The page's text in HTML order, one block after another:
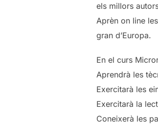
els millors
Aprèn on line
gran d’Europa.
En el curs
Aprendrà les
Exercitarà les
Exercitarà la
Coneixerà les